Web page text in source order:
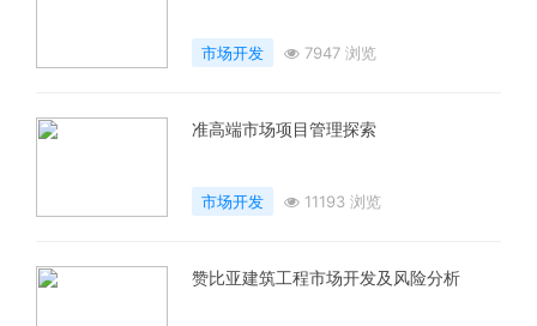
市场开发 7947 浏览
准高端市场项目管理探索
市场开发 11193 浏览
赞比亚建筑工程市场开发及风险分析